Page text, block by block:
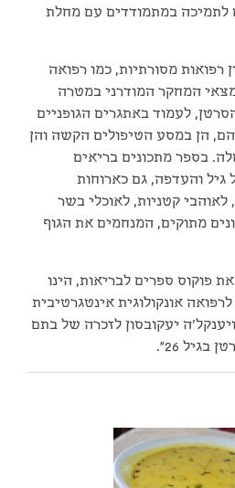
לתמיכה במתמודדים עם מחלת
מסורתיות, כמו רפואה
המחקר המודרני במטרה
לעמוד באתגרים הגופניים
הן במסע הטיפולים הקשה והן
בספר מתכונים בריאים
והעדפה, גם כארוחות
קטניות, לאוכלי בשר
מתוקים, המנחמים את הגוף
פוקוס ספרים לבריאות, הינו
אונקולוגית אינטגרטיבית
יעקובסון לזכרה של בתם
26".